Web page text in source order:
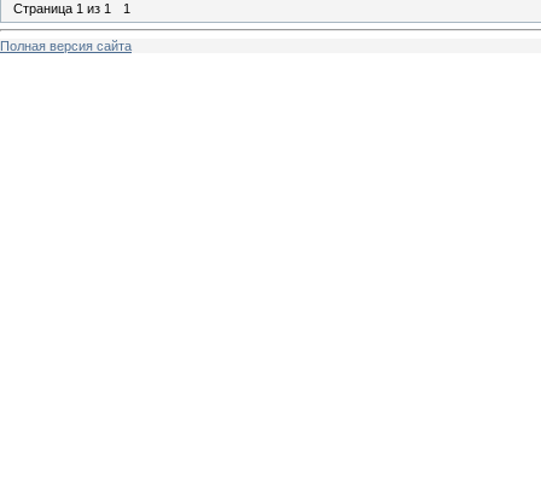
Страница 1 из 1 1
Полная версия сайта